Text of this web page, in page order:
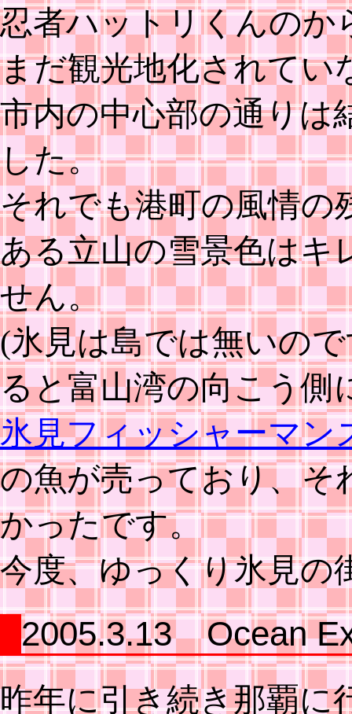
忍者ハットリくんのか
まだ観光地化されてい
市内の中心部の通りは
した。
それでも港町の風情の
ある立山の雪景色はキ
せん。
(氷見は島では無いの
ると富山湾の向こう側
氷見フィッシャーマン
の魚が売っており、そ
かったです。
今度、ゆっくり氷見の
2005.3.13 Ocean
昨年に引き続き那覇に